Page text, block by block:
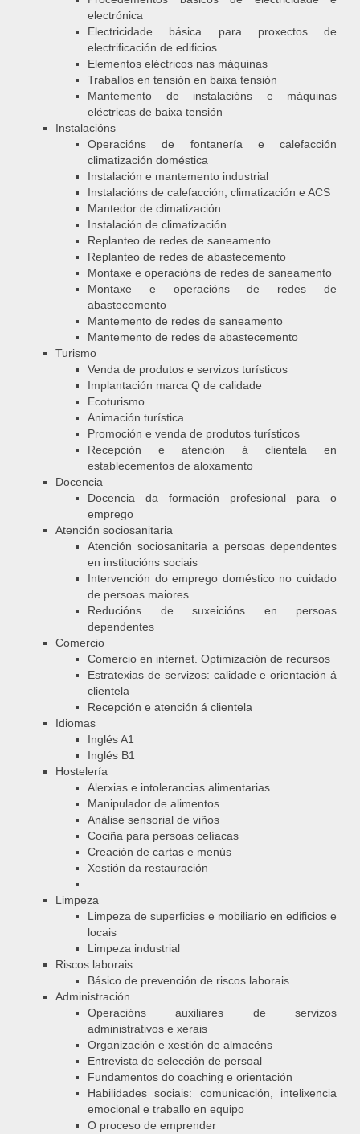
electrónica
Electricidade básica para proxectos de
electrificación de edificios
Elementos eléctricos nas máquinas
Traballos en tensión en baixa tensión
Mantemento de instalacións e máquinas
eléctricas de baixa tensión
Instalacións
Operacións de fontanería e calefacción
climatización doméstica
Instalación e mantemento industrial
Instalacións de calefacción, climatización e ACS
Mantedor de climatización
Instalación de climatización
Replanteo de redes de saneamento
Replanteo de redes de abastecemento
Montaxe e operacións de redes de saneamento
Montaxe e operacións de redes de
abastecemento
Mantemento de redes de saneamento
Mantemento de redes de abastecemento
Turismo
Venda de produtos e servizos turísticos
Implantación marca Q de calidade
Ecoturismo
Animación turística
Promoción e venda de produtos turísticos
Recepción e atención á clientela en
establecementos de aloxamento
Docencia
Docencia da formación profesional para o
emprego
Atención sociosanitaria
Atención sociosanitaria a persoas dependentes
en institucións sociais
Intervención do emprego doméstico no cuidado
de persoas maiores
Reducións de suxeicións en persoas
dependentes
Comercio
Comercio en internet. Optimización de recursos
Estratexias de servizos: calidade e orientación á
clientela
Recepción e atención á clientela
Idiomas
Inglés A1
Inglés B1
Hostelería
Alerxias e intolerancias alimentarias
Manipulador de alimentos
Análise sensorial de viños
Cociña para persoas celíacas
Creación de cartas e menús
Xestión da restauración
Limpeza
Limpeza de superficies e mobiliario en edificios e
locais
Limpeza industrial
Riscos laborais
Básico de prevención de riscos laborais
Administración
Operacións auxiliares de servizos
administrativos e xerais
Organización e xestión de almacéns
Entrevista de selección de persoal
Fundamentos do coaching e orientación
Habilidades sociais: comunicación, intelixencia
emocional e traballo en equipo
O proceso de emprender